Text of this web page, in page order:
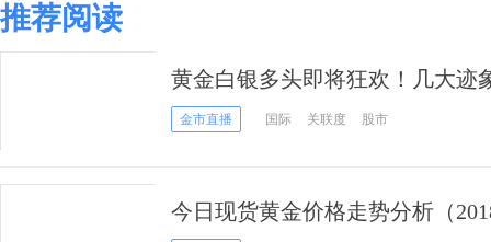
推荐阅读
黄金白银多头即将狂欢！几大迹
弱！
金市直播 国际 关联度 股市
今日现货黄金价格走势分析（